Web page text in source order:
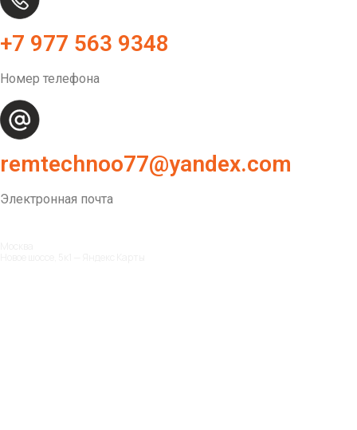
+7 977 563 9348
Номер телефона
remtechnoo77@yandex.com
Электронная почта